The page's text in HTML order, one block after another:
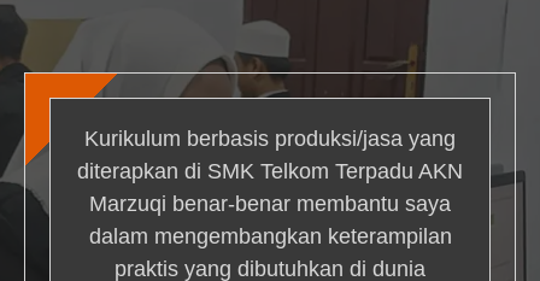
Kurikulum berbasis produksi/jasa yang
diterapkan di SMK Telkom Terpadu AKN
Marzuqi benar-benar membantu saya
dalam mengembangkan keterampilan
praktis yang dibutuhkan di dunia